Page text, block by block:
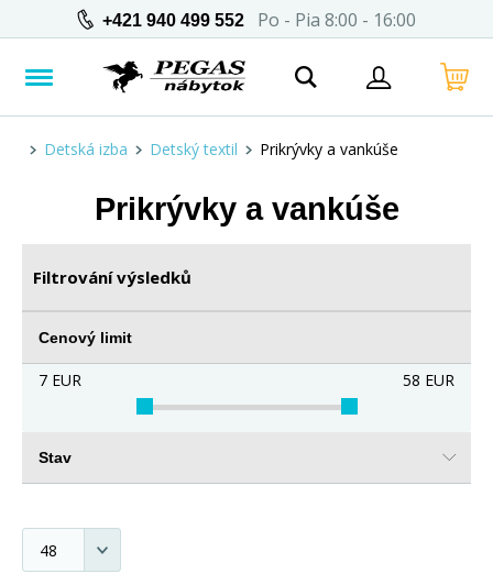
+421 940 499 552 Po - Pia 8:00 - 16:00
Detská izba Detský textil Prikrývky a vankúše
Prikrývky a vankúše
Filtrování výsledků
Cenový limit
7 EUR 58 EUR
Stav